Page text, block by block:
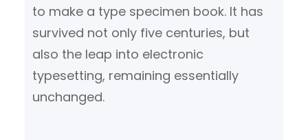
to make a type specimen book. It has
survived not only five centuries, but
also the leap into electronic
typesetting, remaining essentially
unchanged.